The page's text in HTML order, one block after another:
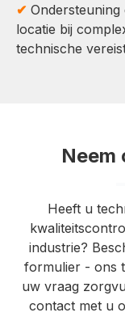
✔ Ondersteuning
locatie bij
technische
Neem
Heeft u
industrie?
formulier - ons
uw vraag
contact met u